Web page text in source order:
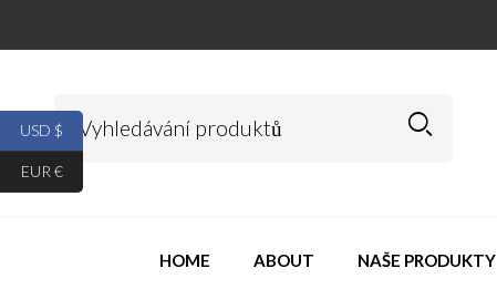
HOME ABOUT NAŠE PRODUKTY
USD $
EUR €